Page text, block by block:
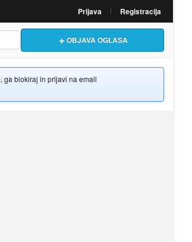
Prijava Registracija
OBJAVA OGLASA
ga blokiraj in prijavi na email